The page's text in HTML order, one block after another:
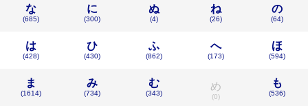
な
(685)
に
(300)
ぬ
(4)
ね
(26)
の
(64)
は
(428)
ひ
(430)
ふ
(862)
へ
(173)
ほ
(594)
ま
(1614)
み
(734)
む
(343)
め
(0)
も
(536)